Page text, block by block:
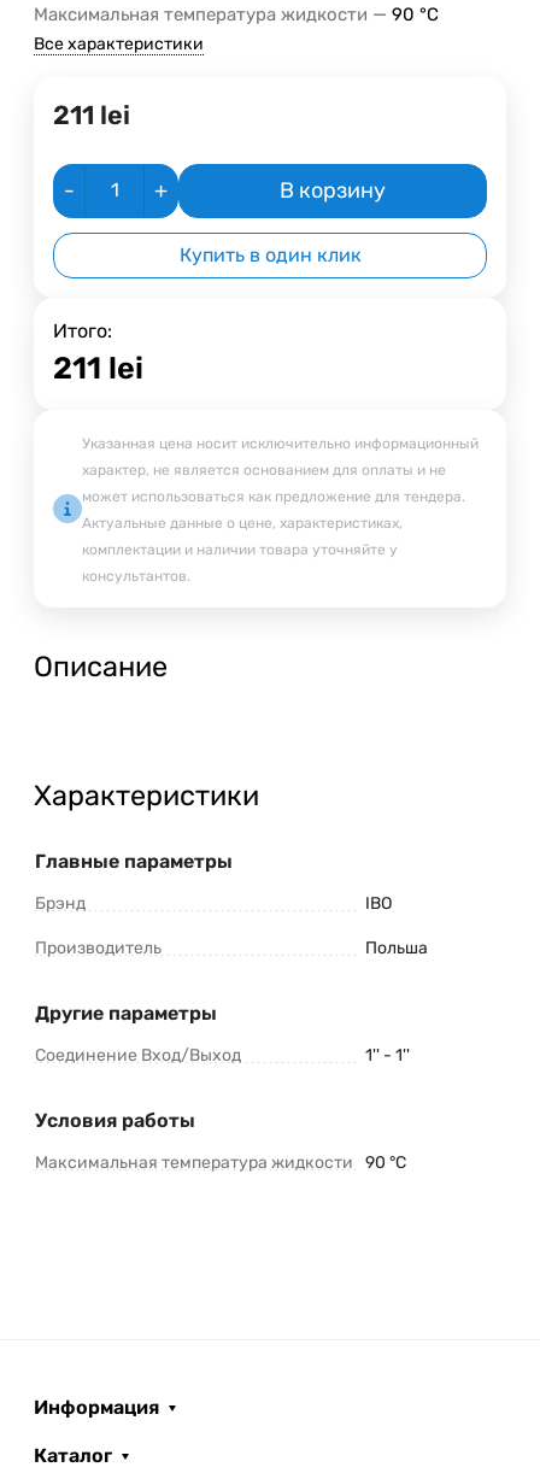
Максимальная температура жидкости — 90 °C
Все характеристики
211 lei
- + В корзину
Купить в один клик
Итого:
211 lei
Указанная цена носит исключительно информационный
характер, не является основанием для оплаты и не
может использоваться как предложение для тендера.
Актуальные данные о цене, характеристиках,
комплектации и наличии товара уточняйте у
консультантов.
Описание
Характеристики
Главные параметры
Брэнд IBO
Производитель Польша
Другие параметры
Соединение Вход/Выход 1'' - 1''
Условия работы
Максимальная температура жидкости 90 °C
Информация
Каталог